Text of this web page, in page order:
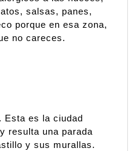
salsas, panes,
porque en esa zona,
no careces.
Esta es la ciudad
resulta una parada
y sus murallas.